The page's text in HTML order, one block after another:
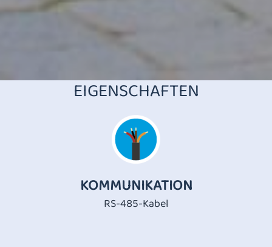
EIGENSCHAFTEN
KOMMUNIKATION
RS-485-Kabel